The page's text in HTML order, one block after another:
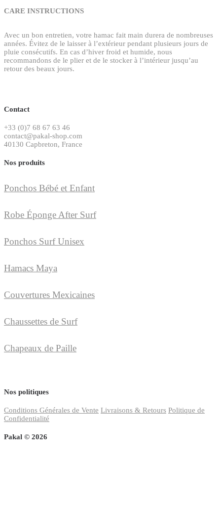
CARE INSTRUCTIONS
Avec un bon entretien, votre hamac fait main durera de nombreuses
années. Évitez de le laisser à l’extérieur pendant plusieurs jours de
pluie consécutifs. En cas d’hiver froid et humide, nous
recommandons de le plier et de le stocker à l’intérieur jusqu’au
retour des beaux jours.
Contact
+33 (0)7 68 67 63 46
contact@pakal-shop.com
40130 Capbreton, France
Nos produits
Ponchos Bébé et Enfant
Robe Éponge After Surf
Ponchos Surf Unisex
Hamacs Maya
Couvertures Mexicaines
Chaussettes de Surf
Chapeaux de Paille
Nos politiques
Conditions Générales de Vente Livraisons & Retours Politique de
Confidentialité
Pakal © 2026